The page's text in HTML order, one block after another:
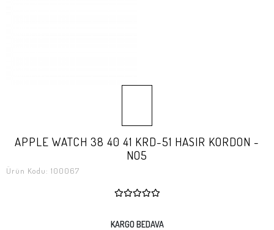
APPLE WATCH 38 40 41 KRD-51 HASIR KORDON -
NO5
Ürün Kodu: 100067
KARGO BEDAVA